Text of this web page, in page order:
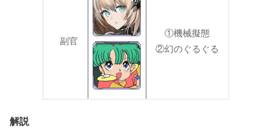
副官
①機械擬態
②幻のぐるぐる
解説